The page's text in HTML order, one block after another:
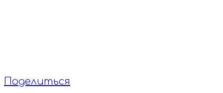
Поделиться